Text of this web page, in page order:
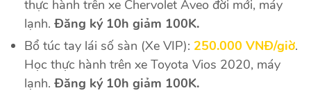
thực hành trên xe Chervolet Aveo đời mới, máy
lạnh. Đăng ký 10h giảm 100K.
Bổ túc tay lái số sàn (Xe VIP): 250.000 VNĐ/giờ.
Học thực hành trên xe Toyota Vios 2020, máy
lạnh. Đăng ký 10h giảm 100K.